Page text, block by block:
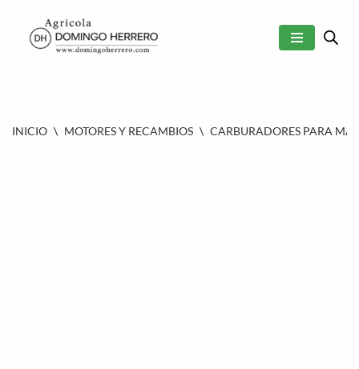
SALTAR
INICIO \ MOTORES Y RECAMBIOS \ CARBURADORES PARA